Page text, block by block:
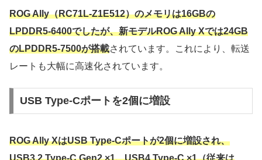
ROG Ally（RC71L-Z1E512）のメモリは16GBの
LPDDR5-6400でしたが、新モデルROG Ally Xでは24GB
のLPDDR5-7500が搭載されています。これにより、転送
レートも大幅に高速化されています。
USB Type-Cポートを2個に増設
ROG Ally XはUSB Type-Cポートが2個に増設され、
USB3.2 Type-C Gen2 ×1、USB4 Type-C ×1（従来は